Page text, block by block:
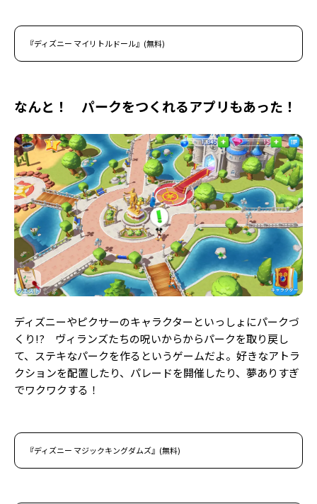
『ディズニー マイリトルドール』(無料)
なんと！ パークをつくれるアプリもあった！
ディズニーやピクサーのキャラクターといっしょにパークづ
くり!? ヴィランズたちの呪いからからパークを取り戻し
て、ステキなパークを作るというゲームだよ。好きなアトラ
クションを配置したり、パレードを開催したり、夢ありすぎ
でワクワクする！
『ディズニー マジックキングダムズ』(無料)